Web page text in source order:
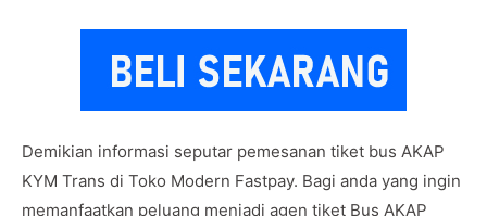
Demikian informasi seputar pemesanan tiket bus AKAP
KYM Trans di Toko Modern Fastpay. Bagi anda yang ingin
memanfaatkan peluang menjadi agen tiket Bus AKAP